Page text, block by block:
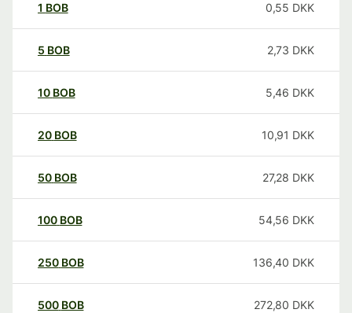
1 BOB 0,55 DKK
5 BOB 2,73 DKK
10 BOB 5,46 DKK
20 BOB 10,91 DKK
50 BOB 27,28 DKK
100 BOB 54,56 DKK
250 BOB 136,40 DKK
500 BOB 272,80 DKK